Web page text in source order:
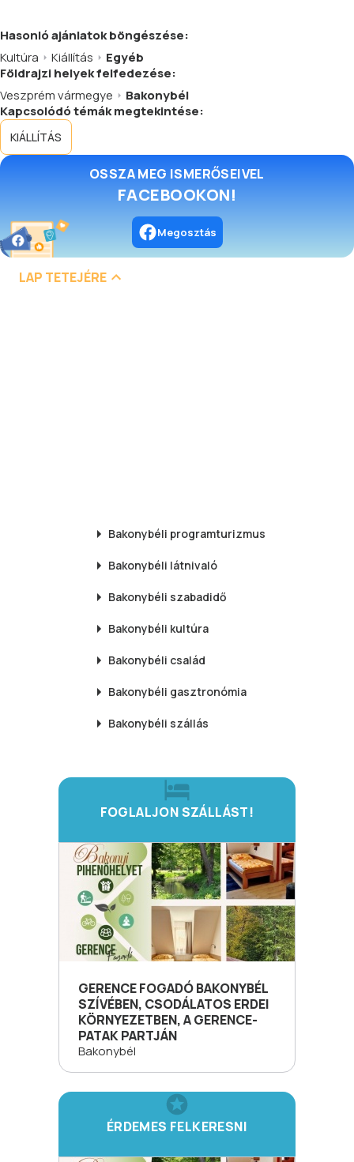
Hasonlóajánlatokböngészése:
Kultúra
Kiállítás
Egyéb
Földrajzi helyek felfedezése:
Veszprém vármegye
Bakonybél
Kapcsolódó témák megtekintése:
KIÁLLÍTÁS
OSSZA MEG ISMERŐSEIVEL
FACEBOOKON!
Megosztás
LAP TETEJÉRE
Bakonybéli programturizmus
Bakonybéli látnivaló
Bakonybéli szabadidő
Bakonybéli kultúra
Bakonybéli család
Bakonybéli gasztronómia
Bakonybéli szállás
FOGLALJON SZÁLLÁST!
GERENCE FOGADÓ BAKONYBÉL
SZÍVÉBEN, CSODÁLATOS ERDEI
KÖRNYEZETBEN, A GERENCE-
PATAK PARTJÁN
Bakonybél
ÉRDEMES FELKERESNI